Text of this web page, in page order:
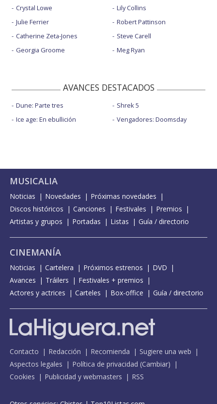
Crystal Lowe
Julie Ferrier
Catherine Zeta-Jones
Georgia Groome
Lily Collins
Robert Pattinson
Steve Carell
Meg Ryan
AVANCES DESTACADOS
Dune: Parte tres
Ice age: En ebullición
Shrek 5
Vengadores: Doomsday
MUSICALIA
Noticias Novedades
Próximas novedades
Discos históricos
Canciones Festivales
Premios
Artistas y grupos
Portadas Listas Guía / directorio
CINEMANÍA
Noticias Cartelera Próximos estrenos
DVD
Avances
Tráilers
Festivales + premios
Actores y actrices
Carteles Box-office Guía / directorio
Contacto Redacción Recomienda
Sugiere una web
Aspectos legales
Política de privacidad (Cambiar)
Cookies
Publicidad y webmasters RSS